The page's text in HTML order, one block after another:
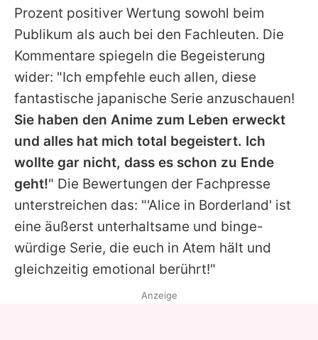
Impressum
Datenschutzerklärung
Nutzungsbedingungen
Utiq verwalten
Prozent positiver Wertung sowohl beim
Publikum als auch bei den Fachleuten. Die
Kommentare spiegeln die Begeisterung
wider: "Ich empfehle euch allen, diese
fantastische japanische Serie anzuschauen!
Sie haben den Anime zum Leben erweckt
und alles hat mich total begeistert. Ich
wollte gar nicht, dass es schon zu Ende
geht!" Die Bewertungen der Fachpresse
unterstreichen das: "'Alice in Borderland' ist
eine äußerst unterhaltsame und binge-
würdige Serie, die euch in Atem hält und
gleichzeitig emotional berührt!"
Anzeige